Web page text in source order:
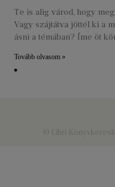
Te is alig várod, hogy
Vagy szájtátva jöttél ki a
ásni a témában? Íme öt
Tovább olvasom »